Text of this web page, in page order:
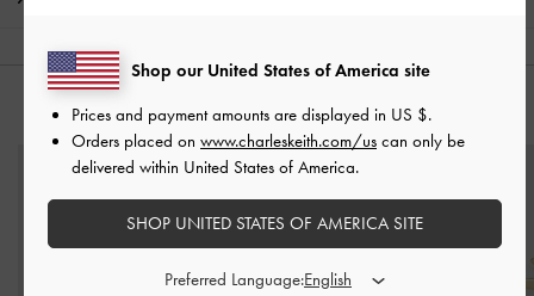
คุณอาจจะชอบสินค้านี้
Shop our United States of America site
Prices and payment amounts are displayed in US $.
Orders placed on www.charleskeith.com/us can only be
delivered within United States of America.
SHOP UNITED STATES OF AMERICA SITE
Preferred Language: